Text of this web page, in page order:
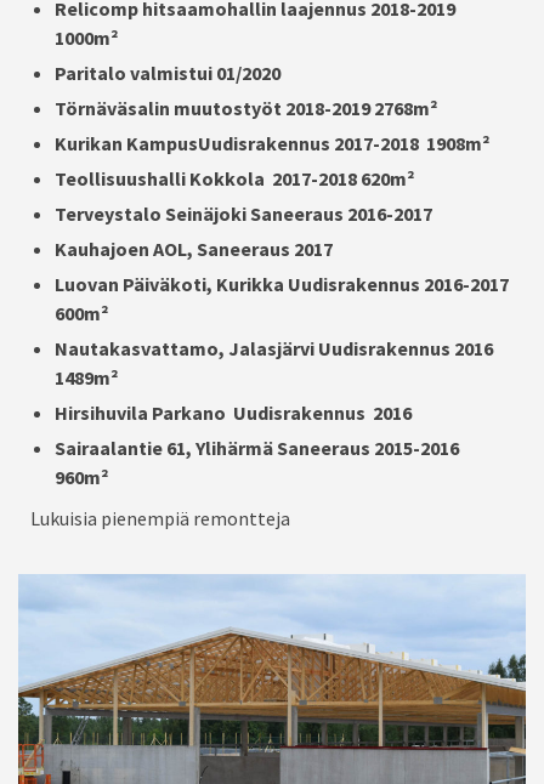
Relicomp hitsaamohallin laajennus 2018-2019
1000m²
Paritalo valmistui 01/2020
Törnäväsalin muutostyöt 2018-2019 2768m²
Kurikan KampusUudisrakennus 2017-2018 1908m²
Teollisuushalli Kokkola 2017-2018 620m²
Terveystalo Seinäjoki Saneeraus 2016-2017
Kauhajoen AOL, Saneeraus 2017
Luovan Päiväkoti, Kurikka Uudisrakennus 2016-2017
600m²
Nautakasvattamo, Jalasjärvi Uudisrakennus 2016
1489m²
Hirsihuvila Parkano Uudisrakennus 2016
Sairaalantie 61, Ylihärmä Saneeraus 2015-2016
960m²
Lukuisia pienempiä remontteja